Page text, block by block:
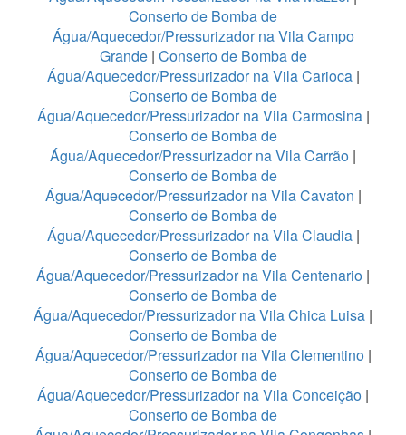
Conserto de Bomba de
Água/Aquecedor/Pressurizador na Vila Campo
Grande| Conserto de Bomba de
Água/Aquecedor/Pressurizador na Vila Carioca|
Conserto de Bomba de
Água/Aquecedor/Pressurizador na Vila Carmosina|
Conserto de Bomba de
Água/Aquecedor/Pressurizador na Vila Carrão |
Conserto de Bomba de
Água/Aquecedor/Pressurizador na Vila Cavaton |
Conserto de Bomba de
Água/Aquecedor/Pressurizador na Vila Claudia|
Conserto de Bomba de
Água/Aquecedor/Pressurizador na Vila Centenario |
Conserto de Bomba de
Água/Aquecedor/Pressurizador na Vila Chica Luisa |
Conserto de Bomba de
Água/Aquecedor/Pressurizador na Vila Clementino|
Conserto de Bomba de
Água/Aquecedor/Pressurizador na Vila Conceição |
Conserto de Bomba de